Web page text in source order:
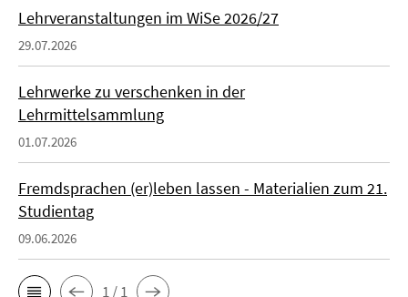
Lehrveranstaltungen im WiSe 2026/27
29.07.2026
Lehrwerke zu verschenken in der
Lehrmittelsammlung
01.07.2026
Fremdsprachen (er)leben lassen - Materialien zum 21.
Studientag
09.06.2026
1 / 1